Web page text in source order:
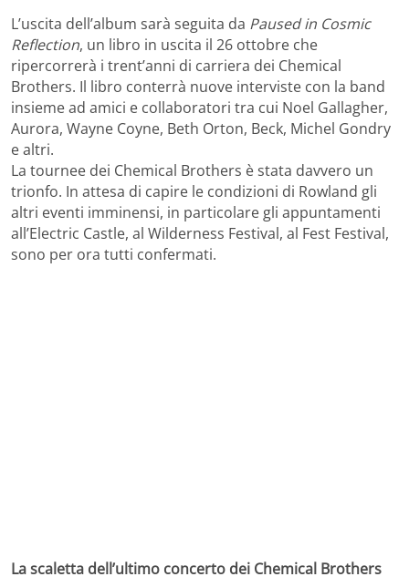
L’uscita dell’album sarà seguita da Paused in Cosmic
Reflection, un libro in uscita il 26 ottobre che
ripercorrerà i trent’anni di carriera dei Chemical
Brothers. Il libro conterrà nuove interviste con la band
insieme ad amici e collaboratori tra cui Noel Gallagher,
Aurora, Wayne Coyne, Beth Orton, Beck, Michel Gondry
e altri.
La tournee dei Chemical Brothers è stata davvero un
trionfo. In attesa di capire le condizioni di Rowland gli
altri eventi imminensi, in particolare gli appuntamenti
all’Electric Castle, al Wilderness Festival, al Fest Festival,
sono per ora tutti confermati.
La scaletta dell’ultimo concerto dei Chemical Brothers